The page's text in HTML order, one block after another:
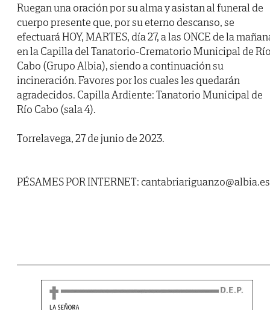
Ruegan una oración por su alma y asistan al funeral de
cuerpo presente que, por su eterno descanso, se
efectuará HOY, MARTES, día 27, a las ONCE de la
en la Capilla del Tanatorio-Crematorio Municipal de
Cabo (Grupo Albia), siendo a continuación su
incineración. Favores por los cuales les quedarán
agradecidos. Capilla Ardiente: Tanatorio Municipal de
Río Cabo (sala 4).
Torrelavega, 27 de junio de 2023.
PÉSAMES POR INTERNET: cantabriariguanzo@albia.es